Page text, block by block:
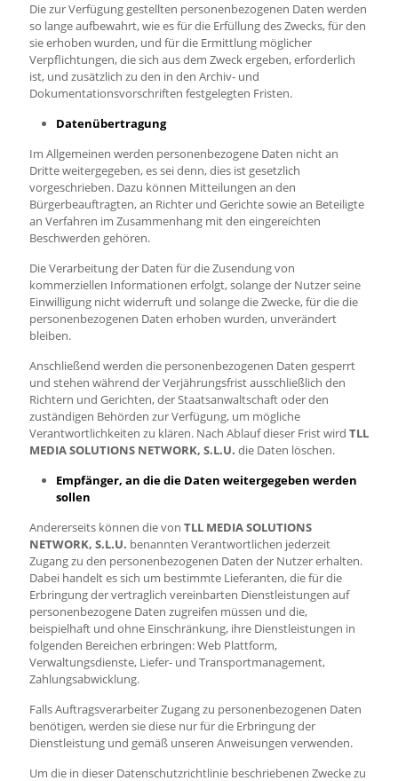
Die zur Verfügung gestellten personenbezogenen Daten werden
so lange aufbewahrt, wie es für die Erfüllung des Zwecks, für den
sie erhoben wurden, und für die Ermittlung möglicher
Verpflichtungen, die sich aus dem Zweck ergeben, erforderlich
ist, und zusätzlich zu den in den Archiv- und
Dokumentationsvorschriften festgelegten Fristen.
Datenübertragung
Im Allgemeinen werden personenbezogene Daten nicht an
Dritte weitergegeben, es sei denn, dies ist gesetzlich
vorgeschrieben. Dazu können Mitteilungen an den
Bürgerbeauftragten, an Richter und Gerichte sowie an Beteiligte
an Verfahren im Zusammenhang mit den eingereichten
Beschwerden gehören.
Die Verarbeitung der Daten für die Zusendung von
kommerziellen Informationen erfolgt, solange der Nutzer seine
Einwilligung nicht widerruft und solange die Zwecke, für die die
personenbezogenen Daten erhoben wurden, unverändert
bleiben.
Anschließend werden die personenbezogenen Daten gesperrt
und stehen während der Verjährungsfrist ausschließlich den
Richtern und Gerichten, der Staatsanwaltschaft oder den
zuständigen Behörden zur Verfügung, um mögliche
Verantwortlichkeiten zu klären. Nach Ablauf dieser Frist wird TLL
MEDIA SOLUTIONS NETWORK, S.L.U. die Daten löschen.
Empfänger, an die die Daten weitergegeben werden
sollen
Andererseits können die von TLL MEDIA SOLUTIONS
NETWORK, S.L.U. benannten Verantwortlichen jederzeit
Zugang zu den personenbezogenen Daten der Nutzer erhalten.
Dabei handelt es sich um bestimmte Lieferanten, die für die
Erbringung der vertraglich vereinbarten Dienstleistungen auf
personenbezogene Daten zugreifen müssen und die,
beispielhaft und ohne Einschränkung, ihre Dienstleistungen in
folgenden Bereichen erbringen: Web Plattform,
Verwaltungsdienste, Liefer- und Transportmanagement,
Zahlungsabwicklung.
Falls Auftragsverarbeiter Zugang zu personenbezogenen Daten
benötigen, werden sie diese nur für die Erbringung der
Dienstleistung und gemäß unseren Anweisungen verwenden.
Um die in dieser Datenschutzrichtlinie beschriebenen Zwecke zu